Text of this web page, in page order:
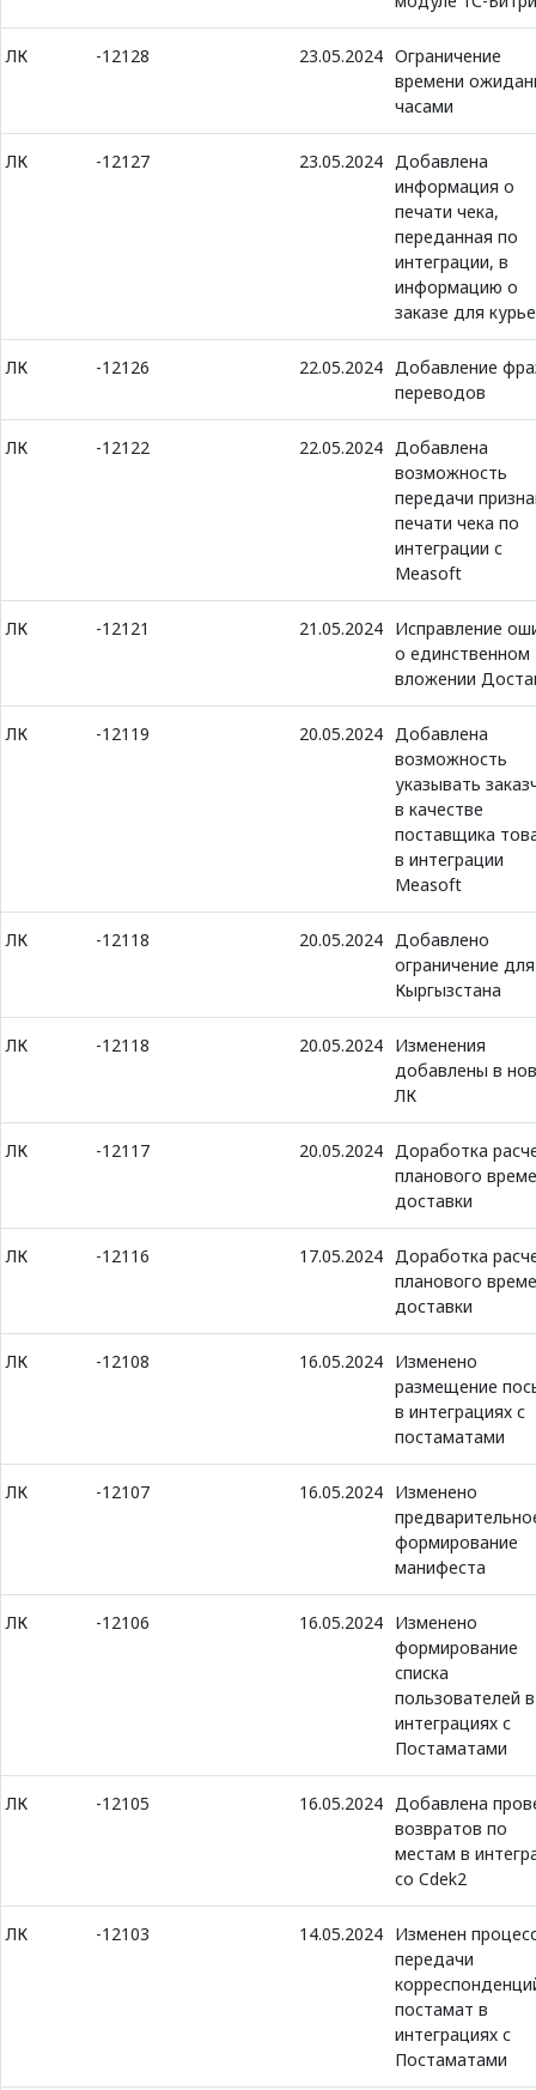
ЛК -12128 23.05.2024 Ограничение
времени
часами
ЛК -12127 23.05.2024 Добавлена
информация о
печати чека,
переданная по
интеграции, в
информацию о
заказе для
ЛК -12126 22.05.2024 Добавление
переводов
ЛК -12122 22.05.2024 Добавлена
возможность
передачи
печати чека по
интеграции с
Measoft
ЛК -12121 21.05.2024 Исправление
о единственном
вложении
ЛК -12119 20.05.2024 Добавлена
возможность
указывать
в качестве
поставщика
в интеграции
Measoft
ЛК -12118 20.05.2024 Добавлено
ограничение для
Кыргызстана
ЛК -12118 20.05.2024 Изменения
добавлены в
ЛК
ЛК -12117 20.05.2024 Доработка
планового
доставки
ЛК -12116 17.05.2024 Доработка
планового
доставки
ЛК -12108 16.05.2024 Изменено
размещение
в интеграциях с
постаматами
ЛК -12107 16.05.2024 Изменено
формирование
манифеста
ЛК -12106 16.05.2024 Изменено
формирование
списка
пользователей в
интеграциях с
Постаматами
ЛК -12105 16.05.2024 Добавлена
возвратов по
местам в
со Cdek2
ЛК -12103 14.05.2024 Изменен
передачи
постамат в
интеграциях с
Постаматами